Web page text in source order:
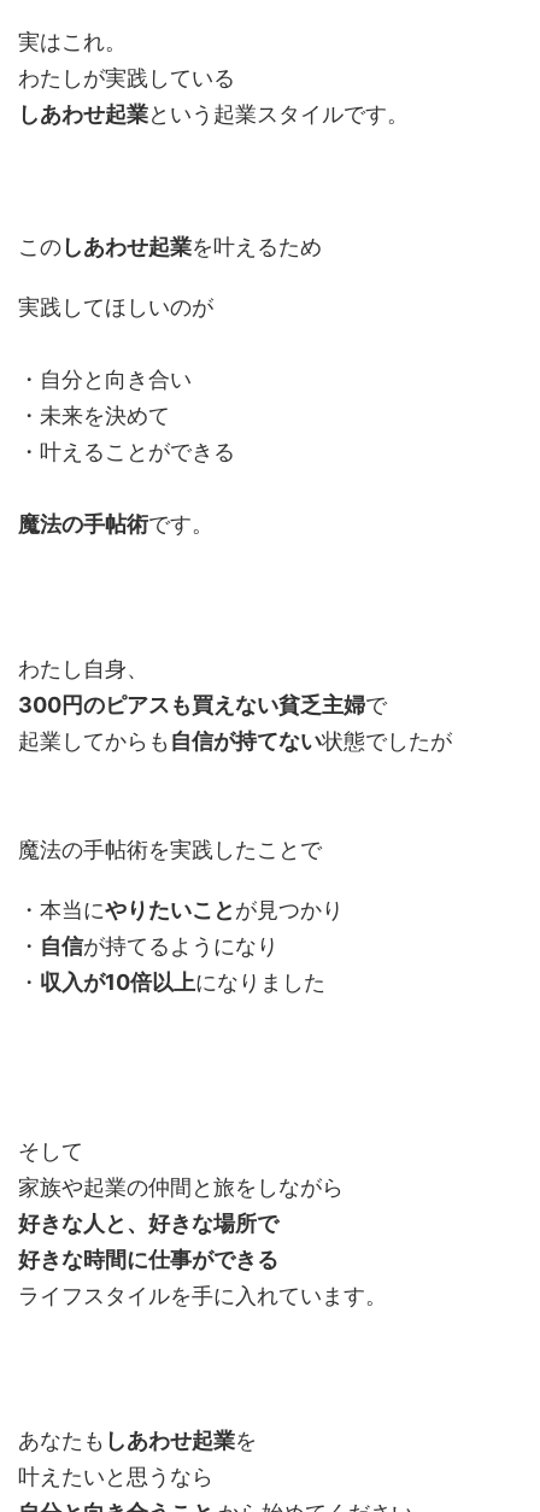
実はこれ。
わたしが実践している
しあわせ起業という起業スタイルです。
このしあわせ起業を叶えるため
実践してほしいのが
・自分と向き合い
・未来を決めて
・叶えることができる
魔法の手帖術です。
わたし自身、
300円のピアスも買えない貧乏主婦で
起業してからも 自信が持てない状態でしたが
魔法の手帖術を実践したことで
・本当にやりたいことが見つかり
・ 自信が持てるようになり
・ 収入が10倍以上になりました
そして
家族や起業の仲間と旅をしながら
好きな人と、好きな場所で
好きな時間に仕事ができる
ライフスタイルを手に入れています。
あなたも しあわせ起業を
叶えたいと思うなら